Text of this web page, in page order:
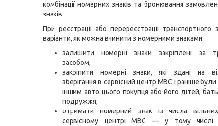
комбінації номерних знаків та бронювання
знаків.
При реєстрації або перереєстрації транспортного
варіанти, як можна вчинити з номерними знаками:
залишити номерні знаки закріплені за
засобом;
закріпити номерні знаки, які здані на
зберігання в сервісний центр МВС і раніше були
іншим авто цього покупця або його дітей,
подружжя;
отримати номерний знак із числа
сервісному центрі МВС — у тому числі